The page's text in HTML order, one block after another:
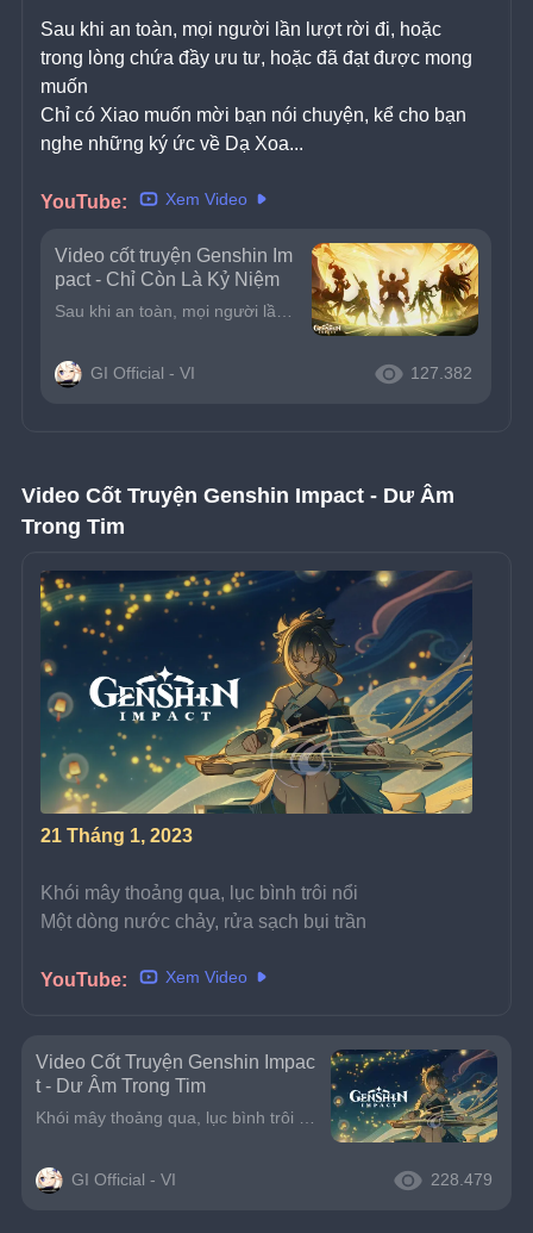
Sau khi an toàn, mọi người lần lượt rời đi, hoặc
trong lòng chứa đầy ưu tư, hoặc đã đạt được mong
muốn
Chỉ có Xiao muốn mời bạn nói chuyện, kể cho bạn
nghe những ký ức về Dạ Xoa...
YouTube: Xem Video
Video cốt truyện Genshin Im
pact - Chỉ Còn Là Kỷ Niệm
Sau khi an toàn, mọi người lần lượt rời đi, hoặc trong lòng chứa đầy ưu tư, hoặc đã đạt được mong muốn.Chỉ có Xiao muốn mời bạn nói chuyện, kể cho bạn nghe những ký ức về Dạ Xoa...
GI Official - VI 127.382
Video Cốt Truyện Genshin Impact - Dư Âm
Trong Tim
21 Tháng 1, 2023
Khói mây thoảng qua, lục bình trôi nổi
Một dòng nước chảy, rửa sạch bụi trần
YouTube: Xem Video
Video Cốt Truyện Genshin Impac
t - Dư Âm Trong Tim
GI Official - VI 228.479